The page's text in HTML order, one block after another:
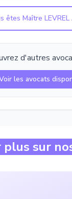
êtes Maître
d'autres
les avocats
plus sur